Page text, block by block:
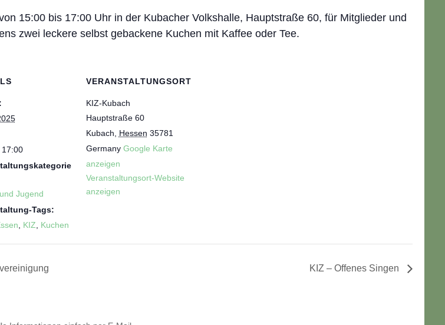
15:00 bis 17:00 Uhr in der Kubacher Volkshalle, Hauptstraße 60, für Mitglieder und
zwei leckere selbst gebackene Kuchen mit Kaffee oder Tee.
Jugend
Tags:
KIZ Kuchen
VERANSTALTUNGSORT
KIZ-Kubach
Hauptstraße 60
Kubach
Hessen 35781
Germany Google Karte
anzeigen
Veranstaltungsort-Website
anzeigen
KIZ – Offenes Singen